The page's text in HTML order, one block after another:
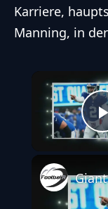
Karriere,
Manning, in